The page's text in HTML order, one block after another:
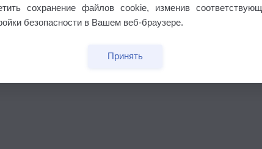
сохранение файлов cookie, изменив
безопасности в Вашем веб-браузере.
Принять